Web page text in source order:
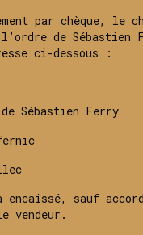
par chèque, le
de Sébastien
ci-dessous :
Sébastien Ferry
encaissé, sauf
vendeur.